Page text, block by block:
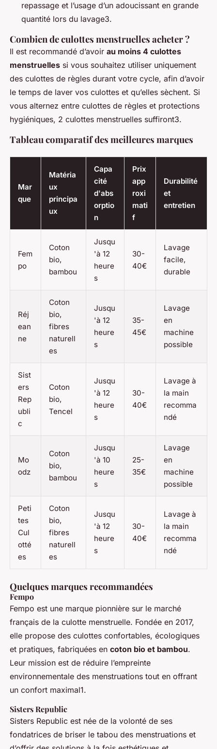
repassage et l’usage d’un adoucissant en grande
quantité lors du lavage3.
Combien de culottes menstruelles acheter ?
Il est recommandé d’avoir au moins 4 culottes
menstruelles si vous souhaitez utiliser uniquement
des culottes de règles durant votre cycle, afin d’avoir
le temps de laver vos culottes et qu’elles sèchent. Si
vous alternez entre culottes de règles et protections
hygiéniques, 2 culottes menstruelles suffiront3.
Tableau comparatif des meilleures marques
Mar
que
Matéria
ux
principa
ux
Capa
cité
d'abs
orptio
n
Prix
app
roxi
mati
f
Durabilité
et
entretien
Fem
po
Coton
bio,
bambou
Jusqu
'à 12
heure
s
30-
40€
Lavage
facile,
durable
Réj
ean
ne
Coton
bio,
fibres
naturell
es
Jusqu
'à 12
heure
s
35-
45€
Lavage
en
machine
possible
Sist
ers
Rep
ubli
c
Coton
bio,
Tencel
Jusqu
'à 12
heure
s
30-
40€
Lavage à
la main
recomma
ndé
Mo
odz
Coton
bio,
bambou
Jusqu
'à 10
heure
s
25-
35€
Lavage
en
machine
possible
Peti
tes
Cul
otté
es
Coton
bio,
fibres
naturell
es
Jusqu
'à 12
heure
s
30-
40€
Lavage à
la main
recomma
ndé
Quelques marques recommandées
Fempo
Fempo est une marque pionnière sur le marché
français de la culotte menstruelle. Fondée en 2017,
elle propose des culottes confortables, écologiques
et pratiques, fabriquées en coton bio et bambou.
Leur mission est de réduire l’empreinte
environnementale des menstruations tout en offrant
un confort maximal1.
Sisters Republic
Sisters Republic est née de la volonté de ses
fondatrices de briser le tabou des menstruations et